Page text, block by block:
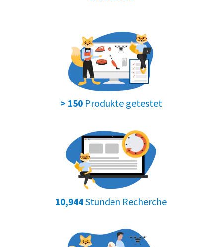
> 150Produkte getestet
10,944Stunden Recherche